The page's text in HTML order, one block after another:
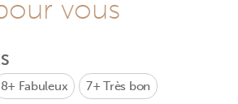
vous
8+ Fabuleux 7+Très bon